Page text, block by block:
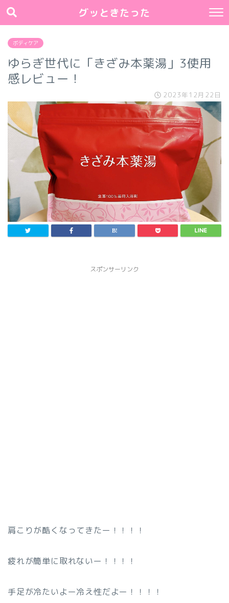
グッときたった
ボディケア
ゆらぎ世代に「きざみ本薬湯」3使用
感レビュー！
2023年12月22日
スポンサーリンク
肩こりが酷くなってきたー！！！！
疲れが簡単に取れないー！！！！
手足が冷たいよー冷え性だよー！！！！